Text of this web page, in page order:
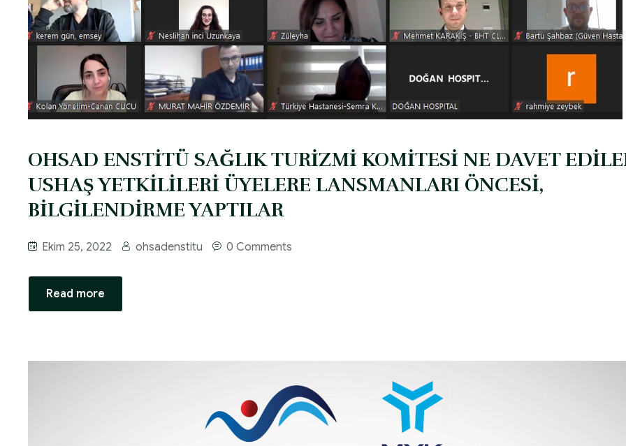
OHSAD ENSTİTÜ SAĞLIK TURİZMİ KOMİTESİ NE DAVET
USHAŞ YETKİLİLERİ ÜYELERE LANSMANLARI ÖNCESİ,
BİLGİLENDİRME YAPTILAR
Ekim 25, 2022 ohsadenstitu 0 Comments
Read more